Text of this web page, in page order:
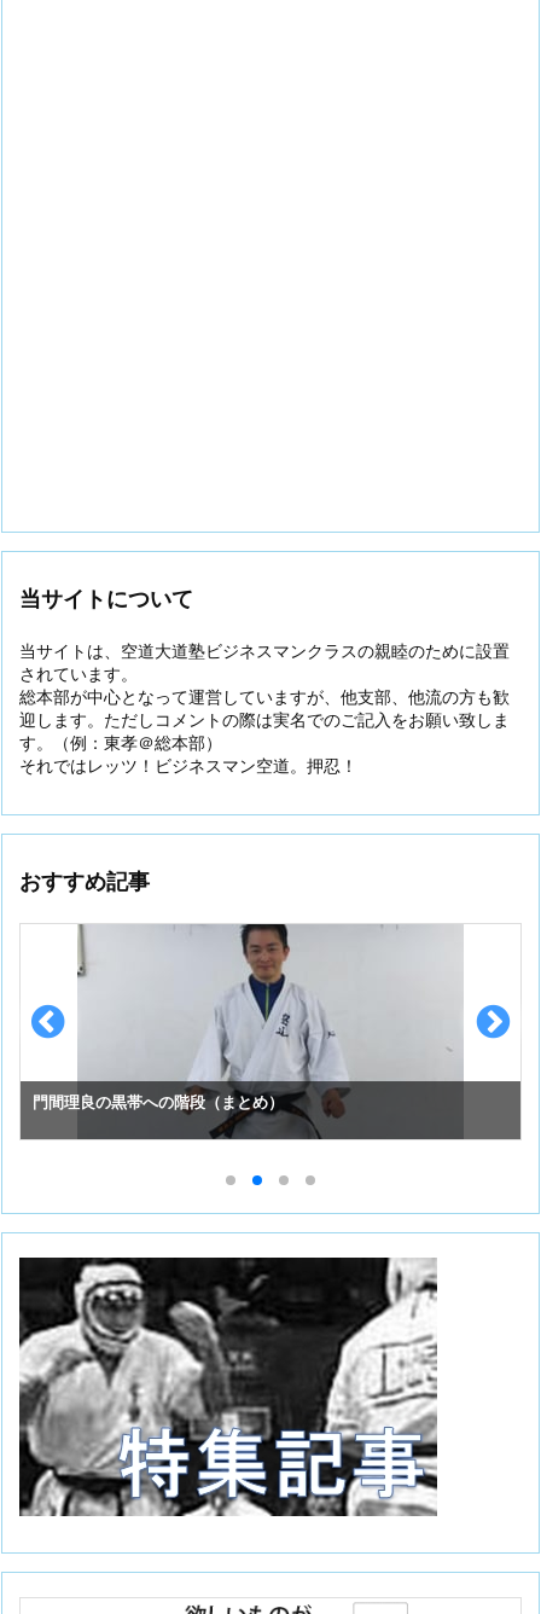
当サイトについて
当サイトは、空道大道塾ビジネスマンクラスの親睦のために設置
されています。
総本部が中心となって運営していますが、他支部、他流の方も歓
迎します。ただしコメントの際は実名でのご記入をお願い致しま
す。（例：東孝＠総本部）
それではレッツ！ビジネスマン空道。押忍！
おすすめ記事
門間理良の黒帯への階段（まとめ）